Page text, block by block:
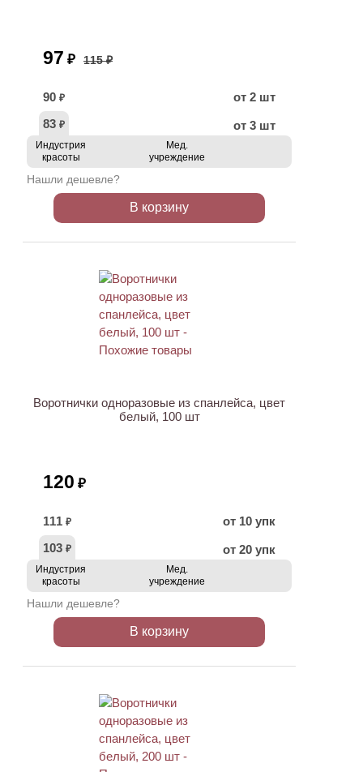
97 ₽ 115 ₽
90 ₽
от 2 шт
83 ₽ от 3 шт
Индустрия
красоты
Мед.
учреждение
Нашли дешевле?
В корзину
Воротнички одноразовые из спанлейса, цвет
белый, 100 шт
120 ₽
111 ₽
от 10 упк
103 ₽ от 20 упк
Индустрия
красоты
Мед.
учреждение
Нашли дешевле?
В корзину